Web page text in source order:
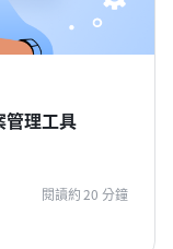
管理工具
閱讀約 20 分鐘